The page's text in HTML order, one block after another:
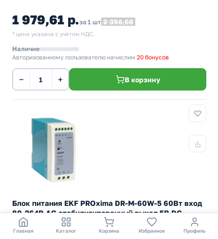
1 979,61 р.за 1 шт 2 356,68
* цена указана с учетом НДС.
Наличие
Авторизованному пользователю начислим 20 бонусов
− + В корзину
Блок питания EKF PROxima DR-M-60W-5 60Вт вход
80-264В АС стабилизированный выход 5В DC
Блок понижающего преобразователя напряжения 230
Вольт на 5 Вольт мощностью 60 Вт на дин рейку DR-M
Главная Каталог Корзина Избранное Профиль